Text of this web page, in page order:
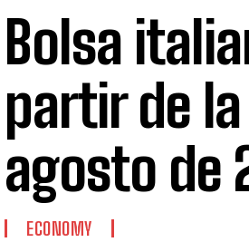
Bolsa
partir de
agosto de
ECONOMY